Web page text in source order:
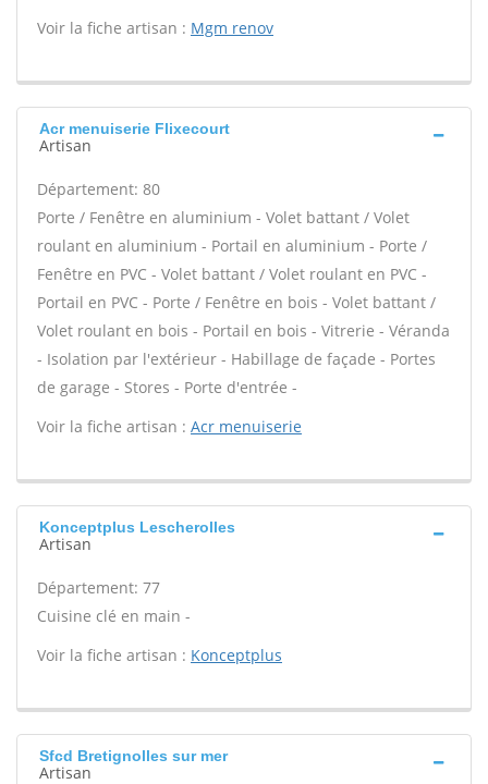
Voir la fiche artisan : Mgm renov
Acr menuiserie Flixecourt
Artisan
Département: 80
Porte / Fenêtre en aluminium - Volet battant / Volet
roulant en aluminium - Portail en aluminium - Porte /
Fenêtre en PVC - Volet battant / Volet roulant en PVC -
Portail en PVC - Porte / Fenêtre en bois - Volet battant /
Volet roulant en bois - Portail en bois - Vitrerie - Véranda
- Isolation par l'extérieur - Habillage de façade - Portes
de garage - Stores - Porte d'entrée -
Voir la fiche artisan : Acr menuiserie
Konceptplus Lescherolles
Artisan
Département: 77
Cuisine clé en main -
Voir la fiche artisan : Konceptplus
Sfcd Bretignolles sur mer
Artisan